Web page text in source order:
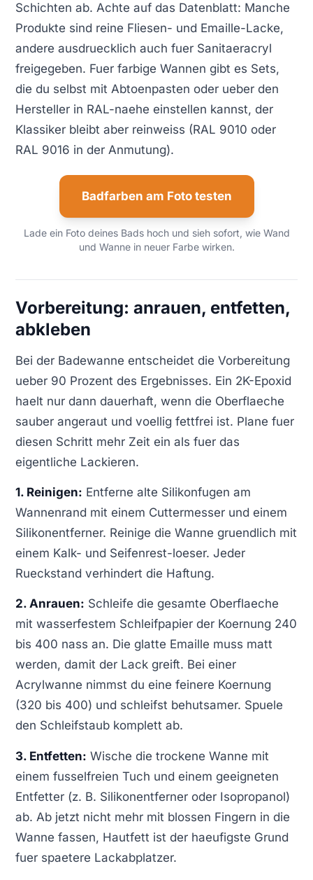
Schichten ab. Achte auf das Datenblatt: Manche
Produkte sind reine Fliesen- und Emaille-Lacke,
andere ausdruecklich auch fuer Sanitaeracryl
freigegeben. Fuer farbige Wannen gibt es Sets,
die du selbst mit Abtoenpasten oder ueber den
Hersteller in RAL-naehe einstellen kannst, der
Klassiker bleibt aber reinweiss (RAL 9010 oder
RAL 9016 in der Anmutung).
Badfarben am Foto testen
Lade ein Foto deines Bads hoch und sieh sofort, wie Wand
und Wanne in neuer Farbe wirken.
Vorbereitung: anrauen, entfetten,
abkleben
Bei der Badewanne entscheidet die Vorbereitung
ueber 90 Prozent des Ergebnisses. Ein 2K-Epoxid
haelt nur dann dauerhaft, wenn die Oberflaeche
sauber angeraut und voellig fettfrei ist. Plane fuer
diesen Schritt mehr Zeit ein als fuer das
eigentliche Lackieren.
1. Reinigen: Entferne alte Silikonfugen am
Wannenrand mit einem Cuttermesser und einem
Silikonentferner. Reinige die Wanne gruendlich mit
einem Kalk- und Seifenrest-loeser. Jeder
Rueckstand verhindert die Haftung.
2. Anrauen: Schleife die gesamte Oberflaeche
mit wasserfestem Schleifpapier der Koernung 240
bis 400 nass an. Die glatte Emaille muss matt
werden, damit der Lack greift. Bei einer
Acrylwanne nimmst du eine feinere Koernung
(320 bis 400) und schleifst behutsamer. Spuele
den Schleifstaub komplett ab.
3. Entfetten: Wische die trockene Wanne mit
einem fusselfreien Tuch und einem geeigneten
Entfetter (z. B. Silikonentferner oder Isopropanol)
ab. Ab jetzt nicht mehr mit blossen Fingern in die
Wanne fassen, Hautfett ist der haeufigste Grund
fuer spaetere Lackabplatzer.